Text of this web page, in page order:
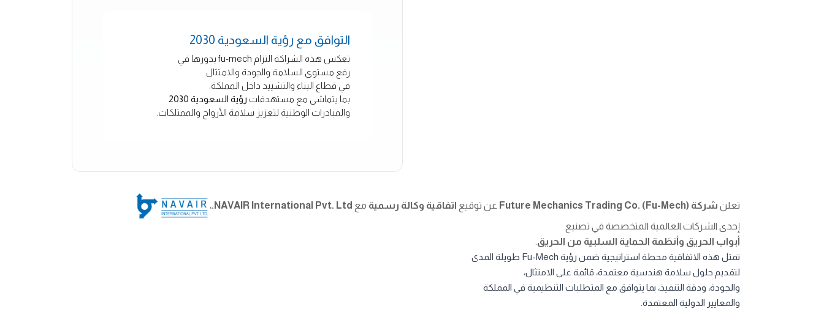
التوافق مع رؤية السعودية 2030
تعكس هذه الشراكة التزام fu-mech بدورها في
رفع مستوى السلامة والجودة والامتثال
في قطاع البناء والتشييد داخل المملكة،
بما يتماشى مع مستهدفات رؤية السعودية 2030
والمبادرات الوطنية لتعزيز سلامة الأرواح والممتلكات.
تعلن شركة Future Mechanics Trading Co. (Fu-Mech) عن توقيع اتفاقية وكالة رسمية مع NAVAIR International Pvt. Ltd. ،
إحدى الشركات العالمية المتخصصة في تصنيع
أبواب الحريق وأنظمة الحماية السلبية من الحريق.
تمثل هذه الاتفاقية محطة استراتيجية ضمن رؤية Fu-Mech طويلة المدى
لتقديم حلول سلامة هندسية معتمدة، قائمة على الامتثال،
والجودة، ودقة التنفيذ، بما يتوافق مع المتطلبات التنظيمية في المملكة
والمعايير الدولية المعتمدة.